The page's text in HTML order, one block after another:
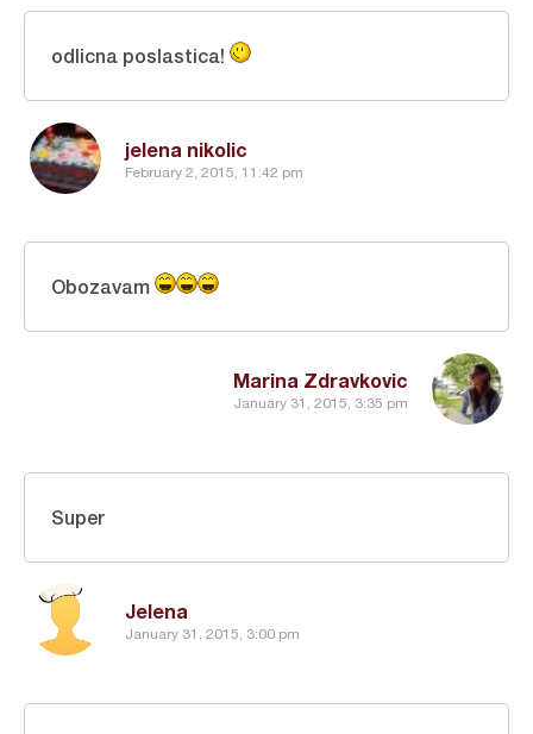
jelena nikolic
February 2, 2015, 11:42 pm
odlicna poslastica!
Marina Zdravkovic
January 31, 2015, 3:35 pm
Obozavam
Jelena
January 31, 2015, 3:00 pm
Super